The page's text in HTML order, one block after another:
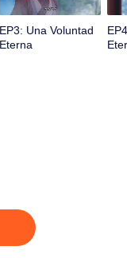
EP3: Una Voluntad
Eterna